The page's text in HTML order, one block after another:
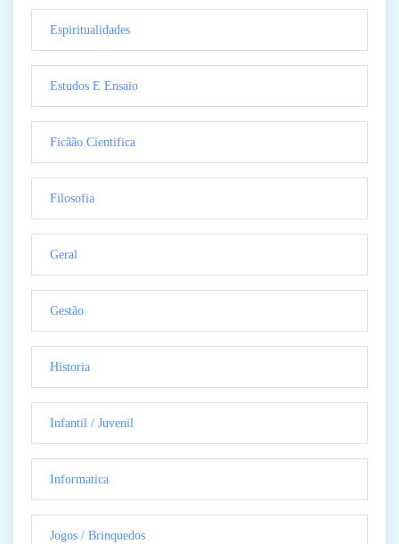
Espiritualidades
Estudos E Ensaio
Ficãão Cientifica
Filosofia
Geral
Gestão
Historia
Infantil / Juvenil
Informatica
Jogos / Brinquedos